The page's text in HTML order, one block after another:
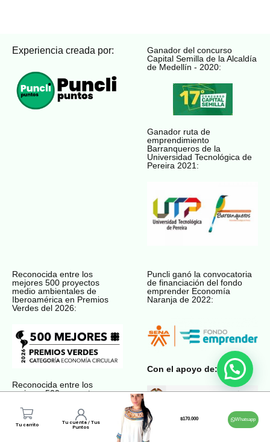
Tu carrito
Tu cuenta / Tus
Puntos
$170.000 Whatsapp
Experiencia creada por:
Ganador del concurso
Capital Semilla de la Alcaldía
de Medellín - 2020:
Ganador ruta de
emprendimiento
Barranqueros de la
Universidad Tecnológica de
Pereira 2021:
Reconocida entre los
mejores 500 proyectos
medio ambientales de
Iberoamérica en Premios
Verdes del 2026:
Reconocida entre los
mejores 500 proyectos
Premios Verdes del 2022:
Puncli ganó la convocatoria
de financiación del fondo
emprender Economía
Naranja de 2022:
Con el apoyo de: